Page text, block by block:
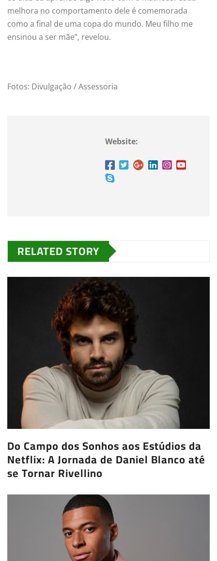
melhora no comportamento dele é comemorada
como a final de uma copa do mundo. Meu filho me
ensinou a ser mãe”, revelou.
Fotos: Divulgação / Assessoria
Website:
RELATED STORY
Do Campo dos Sonhos aos Estúdios da
Netflix: A Jornada de Daniel Blanco até
se Tornar Rivellino